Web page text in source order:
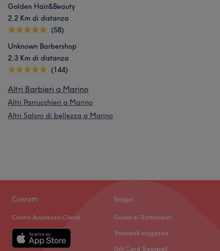
Golden Hair&Beauty
2,2 Km di distanza
(58)
Unknown Barbershop
2,3 Km di distanza
(144)
Altri Barbieri a Marino
Altri Parrucchieri a Marino
Altri Saloni di bellezza a Marino
Contatti
Centro Assistenza Clienti
Scopri
Guida ai Trattamenti
Treatwell magazine
Gift Card Treatwell